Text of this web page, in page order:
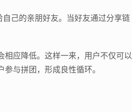
己的亲朋好友。当好友通过分享链
应降低。这样一来，用户不仅可以
与拼团，形成良性循环。